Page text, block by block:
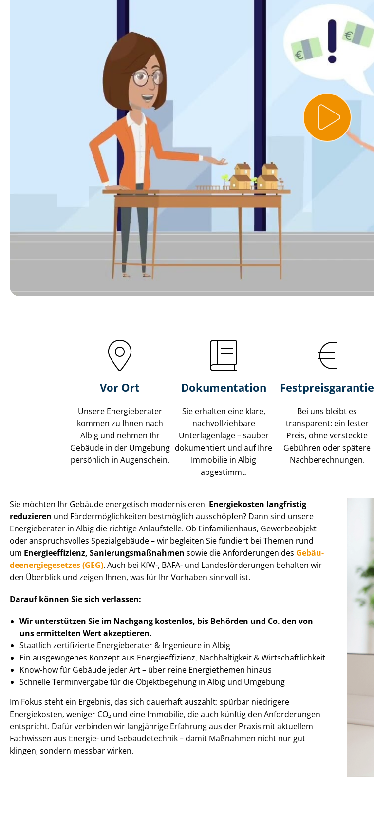
Vor Ort
Unsere Energieberater
kommen zu Ihnen nach
Albig und nehmen Ihr
Gebäude in der Umgebung
persönlich in Augenschein.
Dokumentation
Sie erhalten eine klare,
nach­voll­zieh­ba­re
Unterlagenlage – sauber
dokumentiert und auf Ihre
Immobilie in Albig
abgestimmt.
Fest­preis­ga­ran­tie
Bei uns bleibt es
transparent: ein fester
Preis, ohne versteckte
Gebühren oder spätere
Nach­be­rech­nun­gen.
Sie möchten Ihr Gebäude energetisch modernisieren, Energiekosten langfristig
reduzieren und För­der­mög­lich­kei­ten bestmöglich ausschöpfen? Dann sind unsere
Energieberater in Albig die richtige Anlaufstelle. Ob Einfamilienhaus, Gewerbeobjekt
oder anspruchsvolles Spezialgebäude – wir begleiten Sie fundiert bei Themen rund
um En­er­gie­ef­fi­zi­enz, Sa­nie­rungs­maß­nah­men sowie die Anforderungen des Ge­bäu­
de­en­er­gie­ge­set­zes (GEG). Auch bei KfW-, BAFA- und Lan­des­för­de­run­gen behalten wir
den Überblick und zeigen Ihnen, was für Ihr Vorhaben sinnvoll ist.
Darauf können Sie sich verlassen:
Wir unterstützen Sie im Nachgang kostenlos, bis Behörden und Co. den von
uns ermittelten Wert akzeptieren.
Staatlich zertifizierte Energieberater & Ingenieure in Albig
Ein ausgewogenes Konzept aus En­er­gie­ef­fi­zi­enz, Nachhaltigkeit & Wirt­schaft­lich­keit
Know-how für Gebäude jeder Art – über reine Energiethemen hinaus
Schnelle Terminvergabe für die Objektbegehung in Albig und Umgebung
Im Fokus steht ein Ergebnis, das sich dauerhaft auszahlt: spürbar niedrigere
Energiekosten, weniger CO₂ und eine Immobilie, die auch künftig den Anforderungen
entspricht. Dafür verbinden wir langjährige Erfahrung aus der Praxis mit aktuellem
Fachwissen aus Energie- und Gebäudetechnik – damit Maßnahmen nicht nur gut
klingen, sondern messbar wirken.